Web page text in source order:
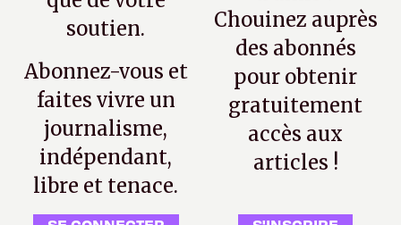
soutien.
Abonnez-vous et
faites vivre un
journalisme,
indépendant,
libre et tenace.
Chouinez auprès
des abonnés
pour obtenir
gratuitement
accès aux
articles !